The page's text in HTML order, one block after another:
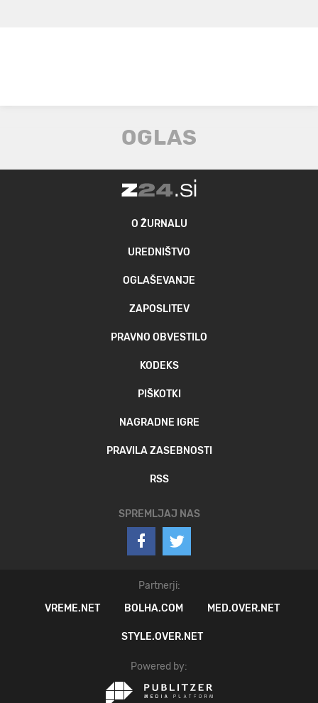
O ŽURNALU
UREDNIŠTVO
OGLAŠEVANJE
ZAPOSLITEV
PRAVNO OBVESTILO
KODEKS
PIŠKOTKI
NAGRADNE IGRE
PRAVILA ZASEBNOSTI
RSS
SPREMLJAJ NAS
Partnerji:
VREME.NET
BOLHA.COM MED.OVER.NET
STYLE.OVER.NET
Powered by: